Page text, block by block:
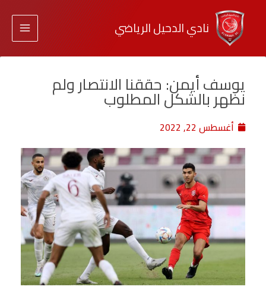
نادي الدحيل الرياضي
يوسف أيمن: حققنا الانتصار ولم
نظهر بالشكل المطلوب
أغسطس 22, 2022